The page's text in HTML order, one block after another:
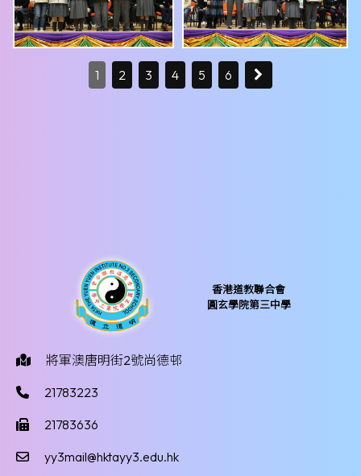
1 2 3 4 5 6
香港道教聯合會
圓玄學院第三中學
將軍澳唐明街2號尚德邨
21783223
21783636
yy3mail@hktayy3.edu.hk